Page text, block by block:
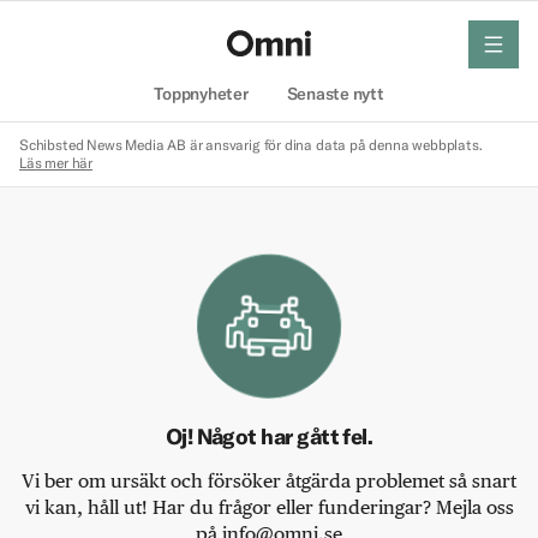
Toppnyheter Senaste nytt
meny
Schibsted News Media AB är ansvarig för dina data på denna webbplats.
Läs mer här
Oj! Något har gått fel.
Vi ber om ursäkt och försöker åtgärda problemet så snart
vi kan, håll ut! Har du frågor eller funderingar? Mejla oss